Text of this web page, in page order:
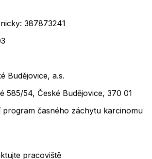
387873241
Budějovice, a.s.
585/54, České Budějovice, 370 01
program časného záchytu karcinomu
pracoviště